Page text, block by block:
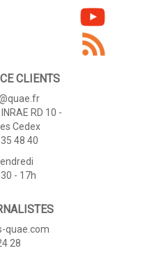
CLIENTS
RD 10 -
Cedex
48 40
- 17h
quae.com
28